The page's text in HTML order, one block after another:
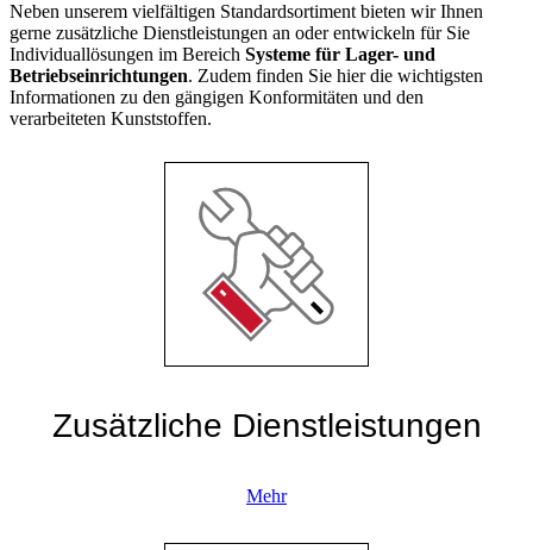
Neben unserem vielfältigen Standardsortiment bieten wir Ihnen
gerne zusätzliche Dienstleistungen an oder entwickeln für Sie
Individuallösungen im Bereich Systeme für Lager- und
Betriebseinrichtungen. Zudem finden Sie hier die wichtigsten
Informationen zu den gängigen Konformitäten und den
verarbeiteten Kunststoffen.
Zusätzliche Dienstleistungen
Mehr